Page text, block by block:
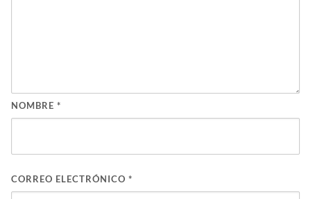
NOMBRE *
CORREO ELECTRÓNICO *